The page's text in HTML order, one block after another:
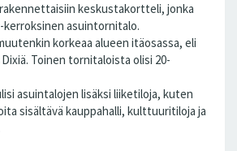
keskustakortteli, jonka
kerroksinen asuintornitalo.
korkeaa alueen itäosassa, eli
Toinen tornitaloista olisi 20-
asuintalojen lisäksi liiketiloja, kuten
sisältävä kauppahalli, kulttuuritiloja ja